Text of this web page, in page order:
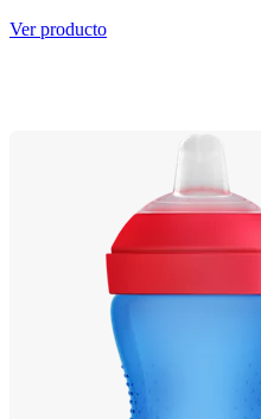
Ver producto